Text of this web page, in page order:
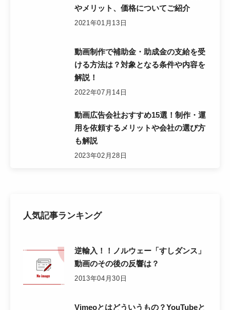
やメリット、価格についてご紹介
2021年01月13日
動画制作で補助金・助成金の支給を受
ける方法は？対象となる条件や内容を
解説！
2022年07月14日
動画広告会社おすすめ15選！制作・運
用を依頼するメリットや会社の選び方
も解説
2023年02月28日
人気記事ランキング
逆輸入！！ノルウェー「すしダンス」
動画のその後の反響は？
2013年04月30日
Vimeoとはどういうもの？YouTubeと